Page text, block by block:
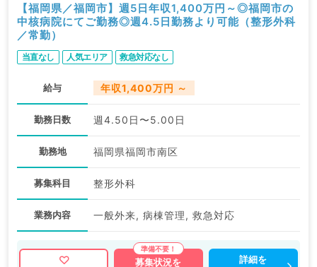
【福岡県／福岡市】週5日年収1,400万円～◎福岡市の
中核病院にてご勤務◎週4.5日勤務より可能（整形外科
／常勤）
当直なし 人気エリア 救急対応なし
給与 年収1,400万円 ～
勤務日数 週4.50日〜5.00日
勤務地 福岡県福岡市南区
募集科目 整形外科
業務内容 一般外来, 病棟管理, 救急対応
募集状況を 詳細を